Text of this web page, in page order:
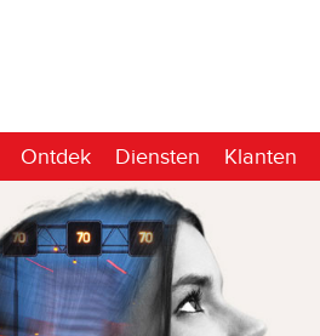
Ontdek Diensten Klanten